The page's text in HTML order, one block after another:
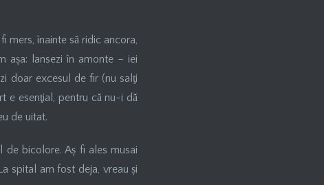
mers, înainte să ridic ancora,
așa: lansezi în amonte – iei
doar excesul de fir (nu salţi
e esenţial, pentru că nu-i dă
de uitat.
bicolore. Aș fi ales musai
spital am fost deja, vreau și